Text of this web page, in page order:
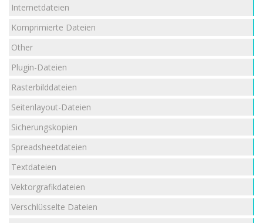
Internetdateien
Komprimierte Dateien
Other
Plugin-Dateien
Rasterbilddateien
Seitenlayout-Dateien
Sicherungskopien
Spreadsheetdateien
Textdateien
Vektorgrafikdateien
Verschlüsselte Dateien